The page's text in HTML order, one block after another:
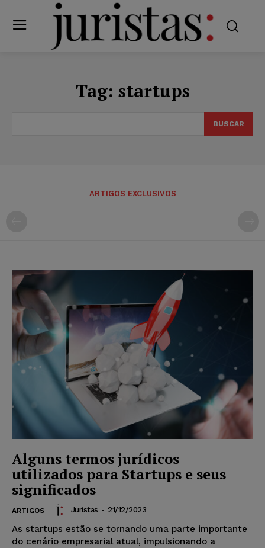
Tag: startups
BUSCAR
ARTIGOS EXCLUSIVOS
Alguns termos jurídicos
utilizados para Startups e seus
significados
ARTIGOS Juristas - 21/12/2023
As startups estão se tornando uma parte importante
do cenário empresarial atual, impulsionando a